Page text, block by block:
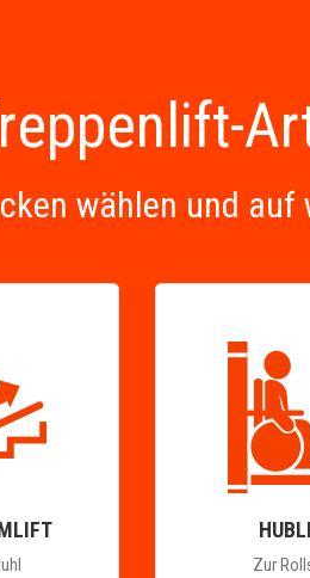
wählen und auf
Zur